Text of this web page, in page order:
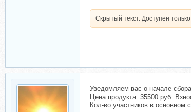
Скрытый текст. Доступен
Уведомляем вас о начале
Цена продукта: 35500 руб.
Кол-во участников в основном